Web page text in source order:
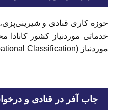
حوزه کاری قنادی و
موردنیاز (National Occupational Classification) قرار دارند که به آن‌ها جاب آفر تعلق می‌گیرد.
جاب آفر در قنادی و